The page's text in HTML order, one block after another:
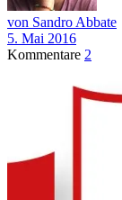
von Sandro Abbate
5. Mai 2016
Kommentare 2